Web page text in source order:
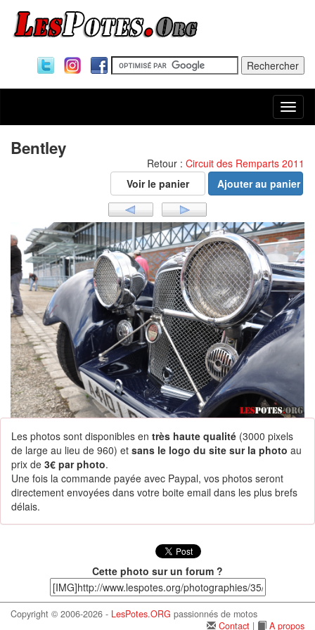
Bentley
Retour : Circuit des Remparts 2011
Les photos sont disponibles en très haute qualité (3000 pixels
de large au lieu de 960) et sans le logo du site sur la photo au
prix de 3€ par photo.
Une fois la commande payée avec Paypal, vos photos seront
directement envoyées dans votre boite email dans les plus brefs
délais.
Cette photo sur un forum ?
Copyright © 2006-2026 - LesPotes.ORG passionnés de motos
Contact | A propos